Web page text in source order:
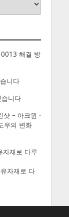
해결 방
니다
니다
– 아크윈 -
우의 변화
자재로 다루
자재로 다